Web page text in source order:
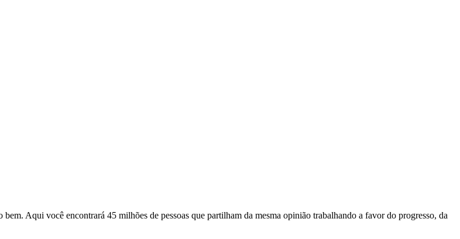
Aqui você encontrará 45 milhões de pessoas que partilham da mesma opinião trabalhando a favor do progresso, da